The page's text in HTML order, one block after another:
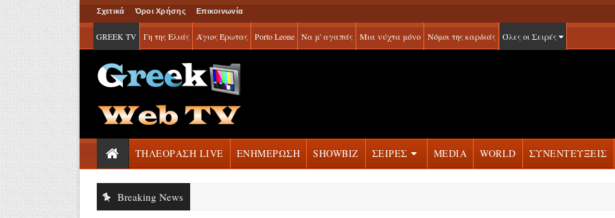
Σχετικά Όροι Χρήσης Επικοινωνία
GREEK TV Γη της Ελιάς Άγιος Έρωτας Porto Leone Να μ' αγαπάς Μια νύχτα μόνο Νόμοι της καρδιάς Όλες οι Σειρές
ΤΗΛΕΟΡΑΣΗ LIVE ΕΝΗΜΕΡΩΣΗ SHOWBIZ ΣΕΙΡΕΣ MEDIA WORLD ΣΥΝΕΝΤΕΥΞΕΙΣ
Breaking News